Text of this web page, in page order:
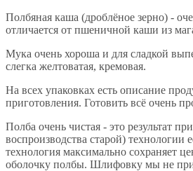
Полбяная каша (дроблёное зерно) -
отличается от пшеничной каши из
Мука очень хороша и для сладкой
слегка желтоватая, кремовая.
На всех упаковках есть описание
приготовления. Готовить всё очень
Полба очень чистая - это результат
воспроизводства старой) технологии
технология максимально сохраняет
оболочку полбы. Шлифовку мы не